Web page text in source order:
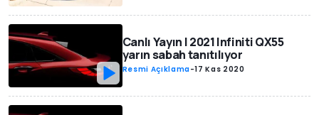
Canlı Yayın | 2021 Infiniti QX55
yarın sabah tanıtılıyor
Resmi Açıklama-17 Kas 2020